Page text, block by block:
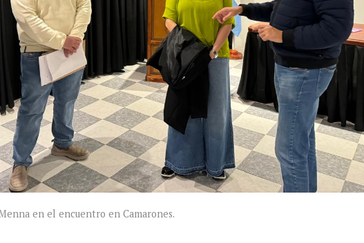
en el encuentro en Camarones.